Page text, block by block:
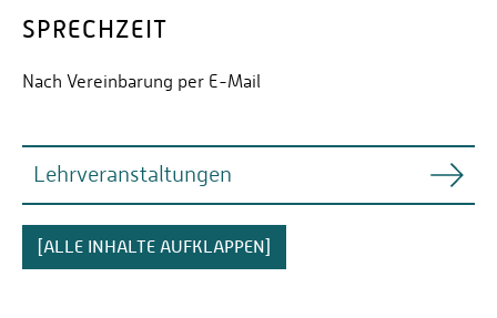
SPRECHZEIT
Nach Vereinbarung per E-Mail
Lehrveranstaltungen
Bachelor-Studiengänge Bauingenieurwesen:
[ALLE INHALTE AUFKLAPPEN]